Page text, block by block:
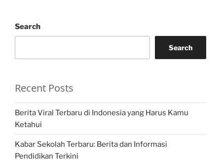
Search
Search
Recent Posts
Berita Viral Terbaru di Indonesia yang Harus Kamu
Ketahui
Kabar Sekolah Terbaru: Berita dan Informasi
Pendidikan Terkini